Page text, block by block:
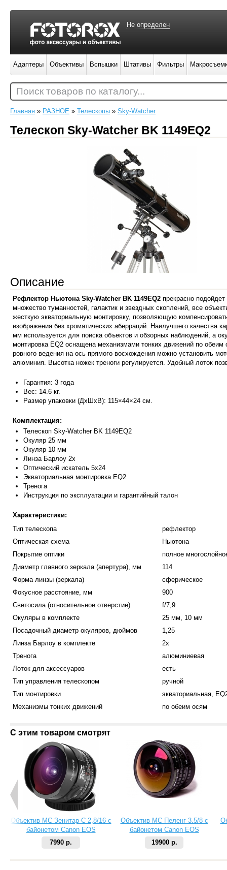
Главная » РАЗНОЕ » Телескопы » Sky-Watcher
Телескоп Sky-Watcher BK 1149EQ2
Описание
Рефлектор Ньютона Sky-Watcher BK 1149EQ2 прекрасно
множество туманностей, галактик и звездных скоплений, все
жесткую экваториальную монтировку, позволяющую
изображения без хроматических аберраций. Наилучшего качества
мм используется для поиска объектов и обзорных наблюдений, а
монтировка EQ2 оснащена механизмами тонких движений по
ровного ведения на ось прямого восхождения можно установить
алюминия. Высотка ножек треноги регулируется. Удобный лоток
Гарантия: 3 года
Вес: 14.6 кг.
Размер упаковки (ДхШхВ): 115×44×24 см.
Комплектация:
Телескоп Sky-Watcher BK 1149EQ2
Окуляр 25 мм
Окуляр 10 мм
Линза Барлоу 2x
Оптический искатель 5x24
Экваториальная монтировка EQ2
Тренога
Инструкция по эксплуатации и гарантийный талон
Характеристики:
Тип телескопа
рефлектор
Оптическая схема
Ньютона
Покрытие оптики
полное
Диаметр главного зеркала (апертура), мм
114
Форма линзы (зеркала)
сферическое
Фокусное расстояние, мм
900
Светосила (относительное отверстие)
f/7,9
Окуляры в комплекте
25 мм, 10 мм
Посадочный диаметр окуляров, дюймов
1,25
Линза Барлоу в комплекте
2x
Тренога
алюминиевая
Лоток для аксессуаров
есть
Тип управления телескопом
ручной
Тип монтировки
экваториальная,
Механизмы тонких движений
по обеим осям
С этим товаром смотрят
Объектив МС Зенитар-C 2,8/16 с
байонетом Canon EOS
7990 р.
Объектив МС Пеленг 3.5/8 с
байонетом Canon EOS
19900 р.
Не определен
Адаптеры Объективы Вспышки Штативы Фильтры
Поиск товаров по каталогу...